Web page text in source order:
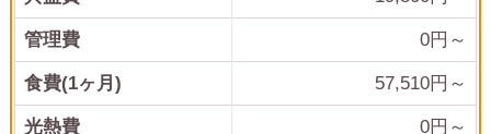
管理費 0円～
食費(1ヶ月) 57,510円～
光熱費 0円～